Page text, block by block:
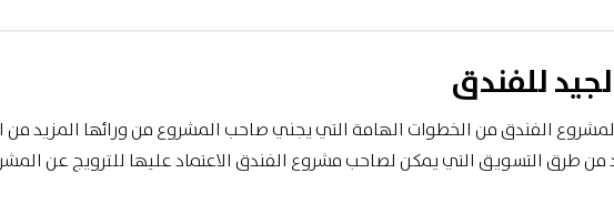
للفندق
الفندق من الخطوات الهامة التي يجني صاحب المشروع من ورائها المزيد من
من طرق التسويق التي يمكن لصاحب مشروع الفندق الاعتماد عليها للترويج عن